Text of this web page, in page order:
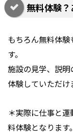
無料体験？
もちろん無料体
す。
施設の見学、説
体験していただけ
＊実際に仕事と
料体験となります